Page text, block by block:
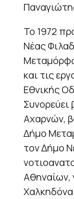
Το 1972
Νέας
και τις
Εθνικής
Συνορεύει
Αχαρνών,
Δήμο
τον Δήμο
Αθηναίων,